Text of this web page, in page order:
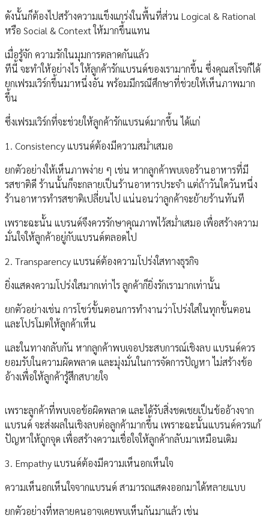
ดังนั้นก็ต้องไปสร้างความแข็งแกร่งในพื้นที่ส่วน Logical & Rational
หรือ Social & Context ให้มากขึ้นแทน
เมื่อรู้จัก ความรักในมุมการตลาดกันแล้ว
ทีนี้ จะทำให้อย่างไร ให้ลูกค้ารักแบรนด์ของเรามากขึ้น ซึ่งคุณสโรจก็ได้
ยกเฟรมเวิร์กขึ้นมาหนึ่งอัน พร้อมมีกรณีศึกษาที่ช่วยให้เห็นภาพมาก
ขึ้น
ซึ่งเฟรมเวิร์กที่จะช่วยให้ลูกค้ารักแบรนด์มากขึ้น ได้แก่
1. Consistency แบรนด์ต้องมีความสม่ำเสมอ
ยกตัวอย่างให้เห็นภาพง่าย ๆ เช่น หากลูกค้าพบเจอร้านอาหารที่มี
รสชาติดี ร้านนั้นก็จะกลายเป็นร้านอาหารประจำ แต่ถ้าวันใดวันหนึ่ง
ร้านอาหารทำรสชาติเปลี่ยนไป แน่นอนว่าลูกค้าจะย้ายร้านทันที
เพราะฉะนั้น แบรนด์จึงควรรักษาคุณภาพไว้สม่ำเสมอ เพื่อสร้างความ
มั่นใจให้ลูกค้าอยู่กับแบรนด์ตลอดไป
2. Transparency แบรนด์ต้องความโปร่งใสทางธุรกิจ
ยิ่งแสดงความโปร่งใสมากเท่าไร ลูกค้าก็ยิ่งรักเรามากเท่านั้น
ยกตัวอย่างเช่น การโชว์ขั้นตอนการทำงานว่าโปร่งใสในทุกขั้นตอน
และโปรโมตให้ลูกค้าเห็น
และในทางกลับกัน หากลูกค้าพบเจอประสบการณ์เชิงลบ แบรนด์ควร
ยอมรับในความผิดพลาด และมุ่งมั่นในการจัดการปัญหา ไม่สร้างข้อ
อ้างเพื่อให้ลูกค้ารู้สึกสบายใจ
เพราะลูกค้าที่พบเจอข้อผิดพลาด และได้รับสิ่งชดเชยเป็นข้ออ้างจาก
แบรนด์ จะส่งผลในเชิงลบต่อลูกค้ามากขึ้น เพราะฉะนั้นแบรนด์ควรแก้
ปัญหาให้ถูกจุด เพื่อสร้างความเชื่อใจให้ลูกค้ากลับมาเหมือนเดิม
3. Empathy แบรนด์ต้องมีความเห็นอกเห็นใจ
ความเห็นอกเห็นใจจากแบรนด์ สามารถแสดงออกมาได้หลายแบบ
ยกตัวอย่างที่หลายคนอาจเคยพบเห็นกันมาแล้ว เช่น